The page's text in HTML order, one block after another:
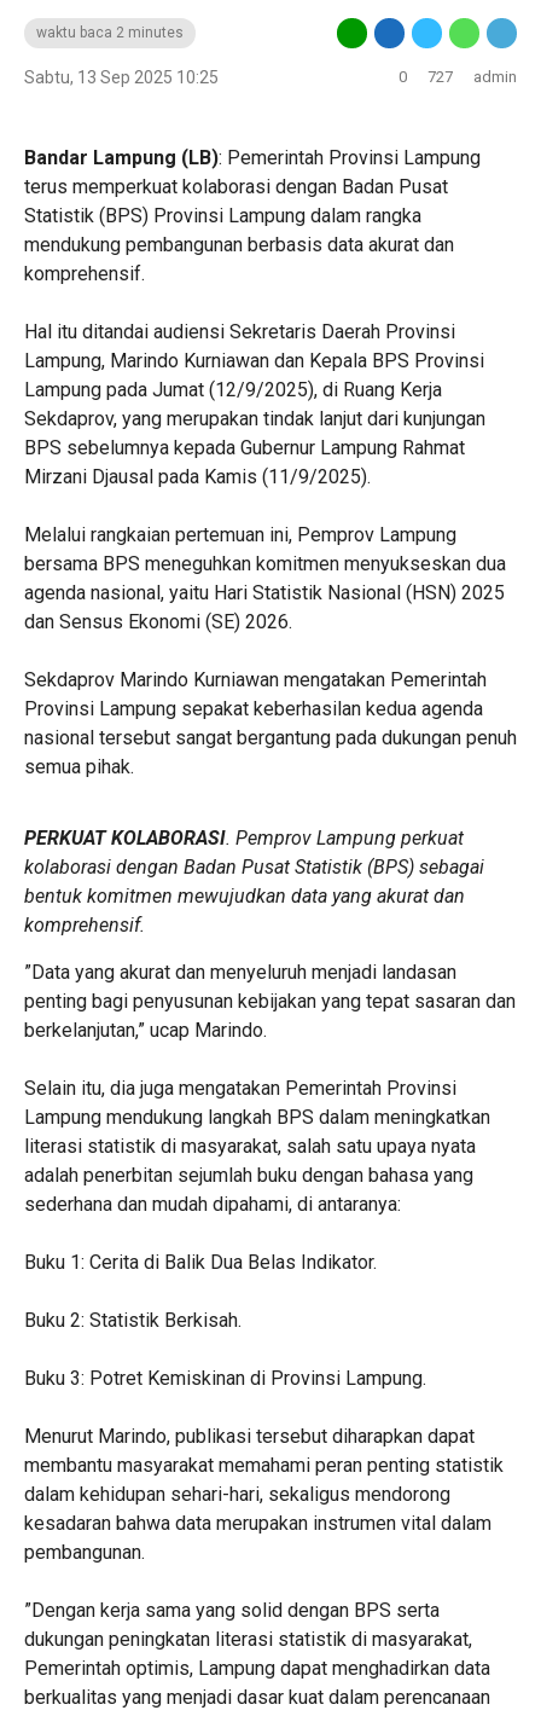
waktu baca 2 minutes
Sabtu, 13 Sep 2025 10:25 0 727 admin
Bandar Lampung (LB): Pemerintah Provinsi Lampung
terus memperkuat kolaborasi dengan Badan Pusat
Statistik (BPS) Provinsi Lampung dalam rangka
mendukung pembangunan berbasis data akurat dan
komprehensif.
‎Hal itu ditandai audiensi Sekretaris Daerah Provinsi
Lampung, Marindo Kurniawan dan Kepala BPS Provinsi
Lampung pada Jumat (12/9/2025), di Ruang Kerja
Sekdaprov, yang merupakan tindak lanjut dari kunjungan
BPS sebelumnya kepada Gubernur Lampung Rahmat
Mirzani Djausal pada Kamis (11/9/2025).
‎Melalui rangkaian pertemuan ini, Pemprov Lampung
bersama BPS meneguhkan komitmen menyukseskan dua
agenda nasional, yaitu Hari Statistik Nasional (HSN) 2025
dan Sensus Ekonomi (SE) 2026.
‎Sekdaprov Marindo Kurniawan mengatakan Pemerintah
Provinsi Lampung sepakat keberhasilan kedua agenda
nasional tersebut sangat bergantung pada dukungan penuh
semua pihak.
PERKUAT KOLABORASI. Pemprov Lampung perkuat
kolaborasi dengan Badan Pusat Statistik (BPS) sebagai
bentuk komitmen mewujudkan data yang akurat dan
komprehensif.
‎”Data yang akurat dan menyeluruh menjadi landasan
penting bagi penyusunan kebijakan yang tepat sasaran dan
berkelanjutan,” ucap Marindo.
‎Selain itu, dia juga mengatakan Pemerintah Provinsi
Lampung mendukung langkah BPS dalam meningkatkan
literasi statistik di masyarakat, salah satu upaya nyata
adalah penerbitan sejumlah buku dengan bahasa yang
sederhana dan mudah dipahami, di antaranya:
‎Buku 1: Cerita di Balik Dua Belas Indikator.
‎Buku 2: Statistik Berkisah.
‎Buku 3: Potret Kemiskinan di Provinsi Lampung.
‎Menurut Marindo, publikasi tersebut diharapkan dapat
membantu masyarakat memahami peran penting statistik
dalam kehidupan sehari-hari, sekaligus mendorong
kesadaran bahwa data merupakan instrumen vital dalam
pembangunan.
‎”Dengan kerja sama yang solid dengan BPS serta
dukungan peningkatan literasi statistik di masyarakat,
Pemerintah optimis, Lampung dapat menghadirkan data
berkualitas yang menjadi dasar kuat dalam perencanaan